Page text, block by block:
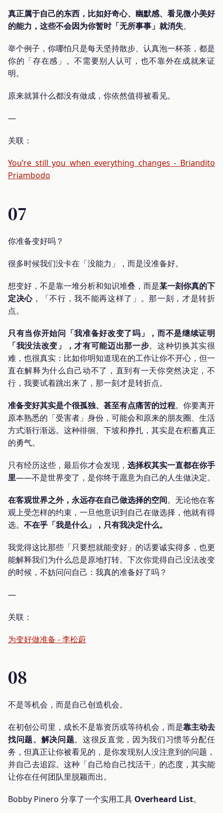
真正属于自己的东西，比如好奇心、幽默感、看见微小美好
的能力，这些不会因为你暂时「无所事事」就消失。
举个例子，你哪怕只是每天坚持散步、认真泡一杯茶，都是
你的「存在感」。不需要别人认可，也不靠外在成就来证
明。
原来就算什么都没有做成，你依然值得被看见。
—
关联：
You’re still you when everything changes - Briandito
Priambodo
07
你准备变好吗？
很多时候我们没卡在「没能力」，而是没准备好。
想变好，不是靠一堆分析和知识堆叠，而是某一刻你真的下
定决心 ，「不行，我不能再这样了」。那一刻，才是转折
点。
只有当你开始问「我准备好改变了吗」，而不是继续证明
「我没法改变」，才有可能迈出那一步。这种切换其实很
难，也很真实：比如你明知道现在的工作让你不开心，但一
直在解释为什么自己动不了，直到有一天你突然决定，不
行，我要试着跳出来了，那一刻才是转折点。
准备变好其实是个很孤独、甚至有点痛苦的过程。你要离开
原本熟悉的「受害者」身份，可能会和原来的朋友圈、生活
方式渐行渐远。这种徘徊、下坡和挣扎，其实是在积蓄真正
的勇气。
只有经历这些，最后你才会发现， 选择权其实一直都在你手
里——不是世界变了，是你终于愿意为自己的人生做决定。
在客观世界之外，永远存在自己做选择的空间。无论他在客
观上受怎样的约束，一旦他意识到自己在做选择，他就有得
选。 不在乎「我是什么」，只有我决定什么。
我觉得这比那些「只要想就能变好」的话要诚实得多，也更
能解释我们为什么总是原地打转。下次你觉得自己没法改变
的时候，不妨问问自己：我真的准备好了吗？
—
关联：
为变好做准备 - 李松蔚
08
不是等机会，而是自己创造机会。
在初创公司里，成长不是靠资历或等待机会，而是靠主动去
找问题、解决问题。这很反直觉，因为我们习惯等分配任
务，但真正让你被看见的，是你发现别人没注意到的问题，
并自己去追踪。这种「自己给自己找活干」的态度，其实能
让你在任何团队里脱颖而出。
Bobby Pinero 分享了一个实用工具 Overheard List。